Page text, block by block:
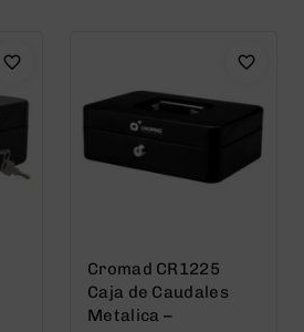
Cromad CR1225
Caja de Caudales
Metalica –